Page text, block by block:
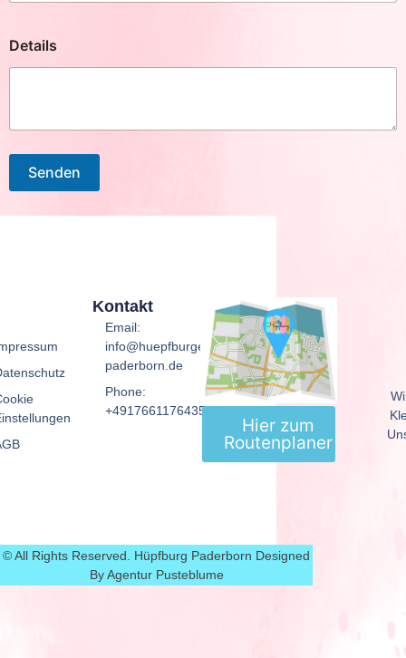
Details
Kontakt
Email:
info@huepfburgen-
paderborn.de
Phone:
+4917661176435
Hier zum
Routenplaner
© All Rights Reserved. Hüpfburg Paderborn Designed
By Agentur Pusteblume